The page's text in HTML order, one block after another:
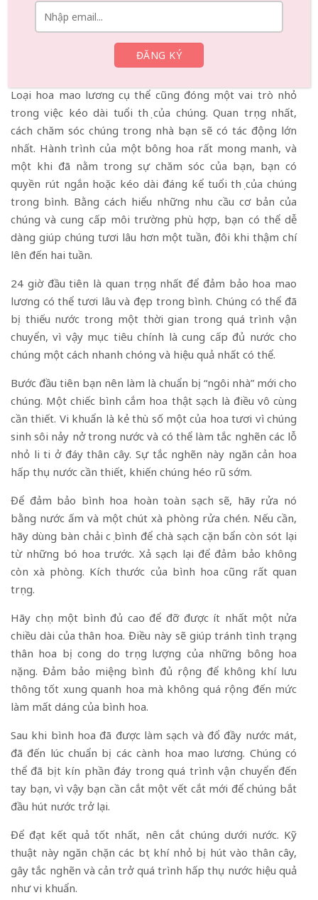
Yếu tố quan trọng nhất là độ tươi của hoa khi bạn nhận
được chúng. Hoa được vận chuyển nhanh chóng từ người
trồng đến cửa hàng hoa và sau đó đến tay bạn sẽ tươi lâu
Loại hoa mao lương cụ thể cũng đóng một vai trò nhỏ
trong việc kéo dài tuổi thọ của chúng. Quan trọng nhất,
cách chăm sóc chúng trong nhà bạn sẽ có tác động lớn
nhất. Hành trình của một bông hoa rất mong manh, và
một khi đã nằm trong sự chăm sóc của bạn, bạn có
quyền rút ngắn hoặc kéo dài đáng kể tuổi thọ của chúng
trong bình. Bằng cách hiểu những nhu cầu cơ bản của
chúng và cung cấp môi trường phù hợp, bạn có thể dễ
dàng giúp chúng tươi lâu hơn một tuần, đôi khi thậm chí
lên đến hai tuần.
24 giờ đầu tiên là quan trọng nhất để đảm bảo hoa mao
lương có thể tươi lâu và đẹp trong bình. Chúng có thể đã
bị thiếu nước trong một thời gian trong quá trình vận
chuyển, vì vậy mục tiêu chính là cung cấp đủ nước cho
chúng một cách nhanh chóng và hiệu quả nhất có thể.
Bước đầu tiên bạn nên làm là chuẩn bị “ngôi nhà” mới cho
chúng. Một chiếc bình cắm hoa thật sạch là điều vô cùng
cần thiết. Vi khuẩn là kẻ thù số một của hoa tươi vì chúng
sinh sôi nảy nở trong nước và có thể làm tắc nghẽn các lỗ
nhỏ li ti ở đáy thân cây. Sự tắc nghẽn này ngăn cản hoa
hấp thụ nước cần thiết, khiến chúng héo rũ sớm.
Để đảm bảo bình hoa hoàn toàn sạch sẽ, hãy rửa nó
bằng nước ấm và một chút xà phòng rửa chén. Nếu cần,
hãy dùng bàn chải cọ bình để chà sạch cặn bẩn còn sót lại
từ những bó hoa trước. Xả sạch lại để đảm bảo không
còn xà phòng. Kích thước của bình hoa cũng rất quan
trọng.
Hãy chọn một bình đủ cao để đỡ được ít nhất một nửa
chiều dài của thân hoa. Điều này sẽ giúp tránh tình trạng
thân hoa bị cong do trọng lượng của những bông hoa
nặng. Đảm bảo miệng bình đủ rộng để không khí lưu
thông tốt xung quanh hoa mà không quá rộng đến mức
làm mất dáng của bình hoa.
Sau khi bình hoa đã được làm sạch và đổ đầy nước mát,
đã đến lúc chuẩn bị các cành hoa mao lương. Chúng có
thể đã bịt kín phần đáy trong quá trình vận chuyển đến
tay bạn, vì vậy bạn cần cắt một vết cắt mới để chúng bắt
đầu hút nước trở lại.
Để đạt kết quả tốt nhất, nên cắt chúng dưới nước. Kỹ
thuật này ngăn chặn các bọt khí nhỏ bị hút vào thân cây,
gây tắc nghẽn và cản trở quá trình hấp thụ nước hiệu quả
như vi khuẩn.